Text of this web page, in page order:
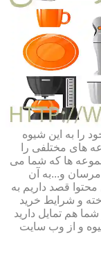
را به این شیوه
های مختلفی را
ها که شما می
و...به آن
قصد داریم به
و شرایط خرید
هم تمایل دارید
و از وب سایت